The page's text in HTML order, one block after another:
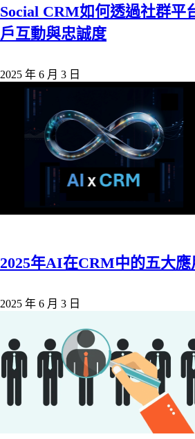
Social CRM如何透過社群平
戶互動與忠誠度
2025 年 6 月 3 日
2025年AI在CRM中的五大應
2025 年 6 月 3 日